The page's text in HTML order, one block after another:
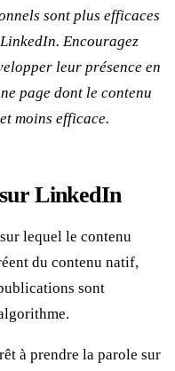
sont plus efficaces
Encouragez
leur présence en
page dont le contenu
moins efficace.
LinkedIn
lequel le contenu
du contenu natif,
sont
à prendre la parole sur